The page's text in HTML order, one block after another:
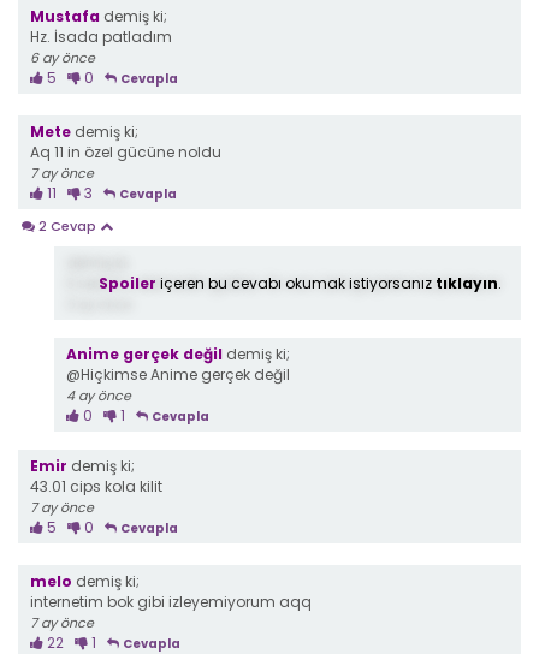
Mustafa demiş ki;
Hz. İsada patladım
6 ay önce
5 0 Cevapla
Mete demiş ki;
Aq 11 in özel gücüne noldu
7 ay önce
11 3 Cevapla
2 Cevap
3.sesonu izlemedin galiba. En son özel güçlerini kaybediyor.
Spoiler içeren bu cevabı okumak istiyorsanız tıklayın.
Anime gerçek değil demiş ki;
@Hiçkimse Anime gerçek değil
4 ay önce
0 1 Cevapla
Emir demiş ki;
43.01 cips kola kilit
7 ay önce
5 0 Cevapla
melo demiş ki;
internetim bok gibi izleyemiyorum aqq
7 ay önce
22 1 Cevapla